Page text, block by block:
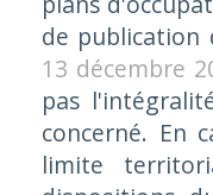
de publication
13 décembre
pas
concerné. En
limite